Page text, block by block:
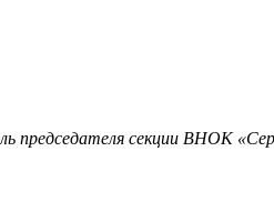
председателя секции ВНОК